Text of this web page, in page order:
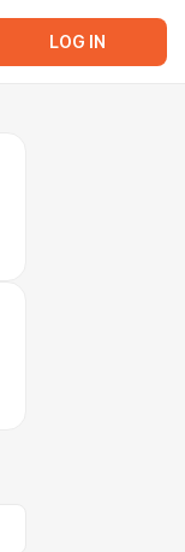
LOG IN